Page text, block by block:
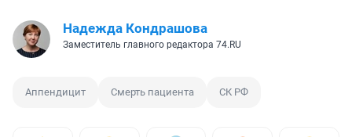
Надежда Кондрашова
Заместитель главного редактора 74.RU
Аппендицит Смерть пациента СК РФ